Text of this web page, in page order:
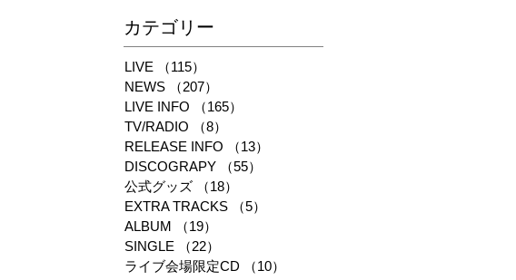
​カテゴリー
LIVE （115）
NEWS
（207）
LIVE INFO
（165）
TV/RADIO
（8）
RELEASE INFO
（13）
DISCOGRAPY
（55）
公式グッズ
（18）
EXTRA TRACKS
（5）
ALBUM
（19）
SINGLE
（22）
ライブ会場限定CD
（10）